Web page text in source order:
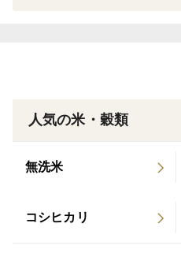
務局へコメントと写真を添
その時に不都合がございま
す。配送業者より確認の連
人気の米・穀類
無洗米
コシヒカリ